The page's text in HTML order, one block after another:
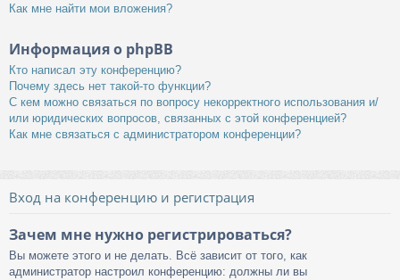
Как мне найти мои вложения?
Информация о phpBB
Кто написал эту конференцию?
Почему здесь нет такой-то функции?
С кем можно связаться по вопросу некорректного использования и/
или юридических вопросов, связанных с этой конференцией?
Как мне связаться с администратором конференции?
Вход на конференцию и регистрация
Зачем мне нужно регистрироваться?
Вы можете этого и не делать. Всё зависит от того, как
администратор настроил конференцию: должны ли вы